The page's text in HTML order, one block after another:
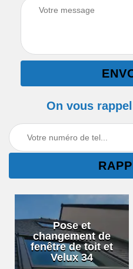
On vous
Pose et
changement de
fenêtre de toit et
Velux 34